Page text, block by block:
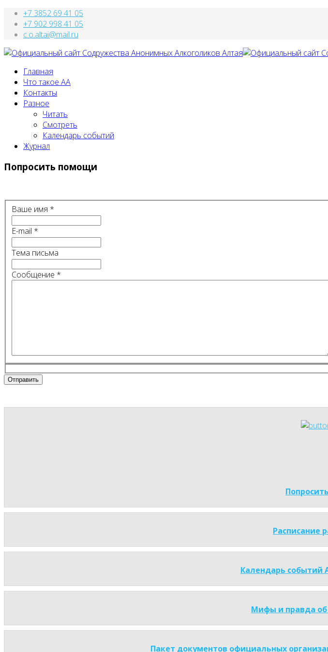
+7 3852 69 41 05
+7 902 998 41 05
c.o.altai@mail.ru
Главная
Что такое АА
Контакты
Разное
Читать
Смотреть
Календарь событий
Журнал
Попросить помощи
Ваше имя *
E-mail *
Тема письма
Сообщение *
Отправить
Расписание
Календарь событий
Мифы и правда об
Пакет документов официальных